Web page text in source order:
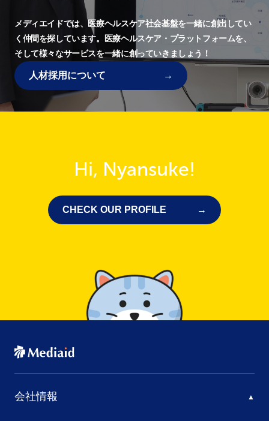
メディエイドでは、医療ヘルスケア社会基盤を一緒に創出してい
く仲間を探しています。
医療ヘルスケア・プラットフォームを、
そして様々なサービスを一緒に創っていきましょう！
人材採用について
Hi, Nyansuke!
CHECK OUR PROFILE
会社情報